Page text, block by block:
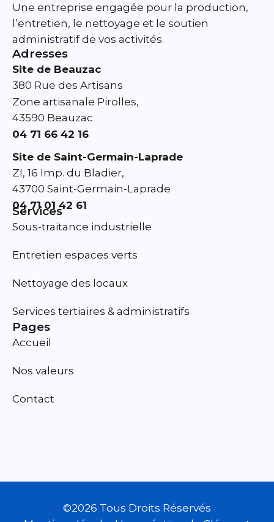
Une entreprise engagée pour la production,
l’entretien, le nettoyage et le soutien
administratif de vos activités.
Adresses
Site de Beauzac
380 Rue des Artisans
Zone artisanale Pirolles,
43590 Beauzac
04 71 66 42 16
Site de Saint-Germain-Laprade
ZI, 16 Imp. du Bladier,
43700 Saint-Germain-Laprade
04 71 01 42 61
Services
Sous-traitance industrielle
Entretien espaces verts
Nettoyage des locaux
Services tertiaires & administratifs
Pages
Accueil
Nos valeurs
Contact
©2026 Tous Droits Réservés